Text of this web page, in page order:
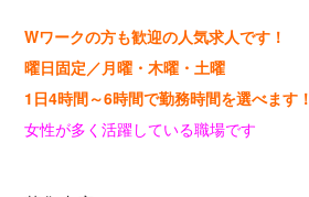
Wワークの方も歓迎の人気求人です！
曜日固定／月曜・木曜・土曜
1日4時間～6時間で勤務時間を選べます！
女性が多く活躍している職場です